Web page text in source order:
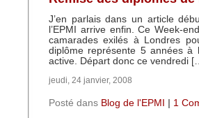
J’en parlais dans un article
l’EPMI arrive enfin. Ce Week-
camarades exilés à Londres
diplôme représente 5 années à
active. Départ donc ce vendredi
jeudi, 24 janvier, 2008
Posté dans Blog de l'EPMI 1